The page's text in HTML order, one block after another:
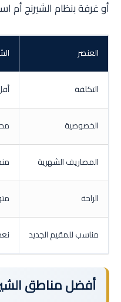
أو غرفة بنظام الشيرنج أم
العنصر
التكلفة
الخصوصية
المصاريف الشهرية
الراحة
مناسب للمقيم الجديد
أفضل مناطق